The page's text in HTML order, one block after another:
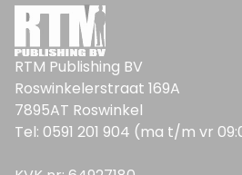
RTM Publishing BV
Roswinkelerstraat 169A
7895AT Roswinkel
Tel: 0591 201 904 (ma t/m vr